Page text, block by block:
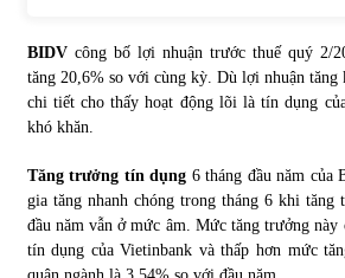
S&P Ratings cập nhật xếp hạng
Vietcombank và Eximbank
31/05/2022
31/05/2022
Phân tích giá tiền điện tử sau
BIDVcông bố lợi nhuận trước thuế quý 2/
tăng 20,6% so với cùng kỳ. Dù lợi nhuận tăng
chi tiết cho thấy hoạt động lõi là tín dụng
khó khăn.
Tăng trưởng tín dụng 6 tháng đầu năm của
gia tăng nhanh chóng trong tháng 6 khi tăng
đầu năm vẫn ở mức âm. Mức tăng trưởng
tín dụng của Vietinbank và thấp hơn mức